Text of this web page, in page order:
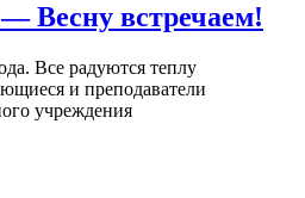
Весну встречаем!
Все радуются теплу
и преподаватели
учреждения